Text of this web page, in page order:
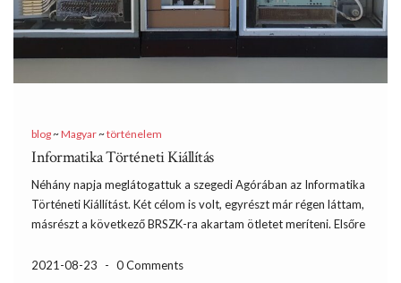
blog~Magyar~történelem
Informatika Történeti Kiállítás
Néhány napja meglátogattuk a szegedi Agórában az Informatika
Történeti Kiállítást. Két célom is volt, egyrészt már régen láttam,
másrészt a következő BRSZK-ra akartam ötletet meríteni. Elsőre
augusztusban elég rövid a nyitvatartási idő és sikerült pont
2021-08-23 - 0 Comments